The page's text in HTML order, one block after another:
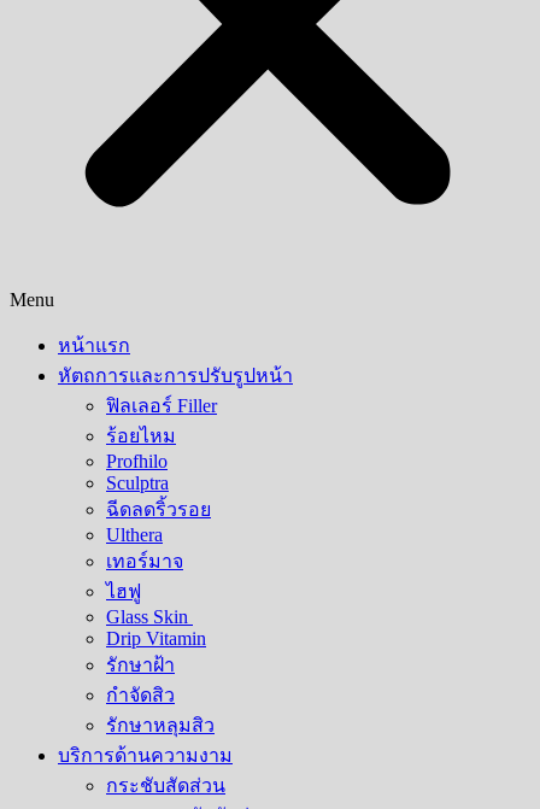
Menu
หน้าแรก
หัตถการและการปรับรูปหน้า
ฟิลเลอร์ Filler
ร้อยไหม
Profhilo
Sculptra
ฉีดลดริ้วรอย
Ulthera
เทอร์มาจ
ไฮฟู
Glass Skin
Drip Vitamin
รักษาฝ้า
กำจัดสิว
รักษาหลุมสิว​
บริการด้านความงาม
กระชับสัดส่วน